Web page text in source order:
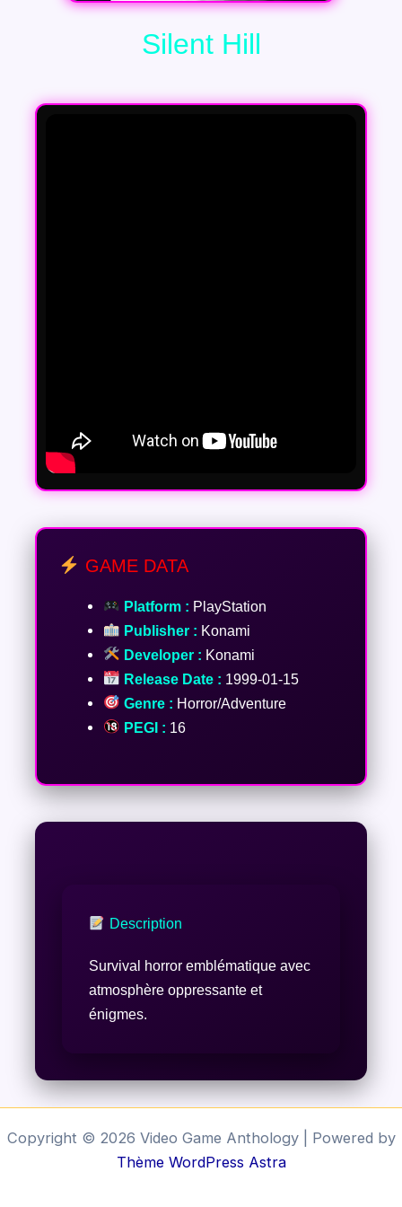
Silent Hill
GAME DATA
Platform : PlayStation
Publisher : Konami
Developer : Konami
Release Date : 1999-01-15
Genre : Horror/Adventure
PEGI : 16
Description
Survival horror emblématique avec
atmosphère oppressante et
énigmes.
Copyright © 2026 Video Game Anthology | Powered by
Thème WordPress Astra